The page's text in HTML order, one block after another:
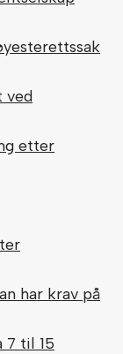
ved
etter
har krav på
7 til 15